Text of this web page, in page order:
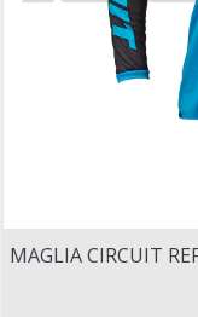
MAGLIA CIRCUIT